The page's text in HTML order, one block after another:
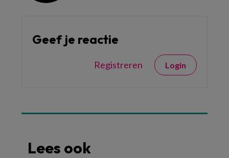
Geef je reactie
Registreren Login
Lees ook